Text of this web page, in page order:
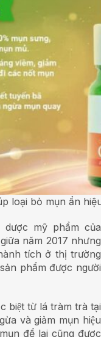
loại bỏ mụn ẩn
dược mỹ phẩm của
năm 2017 nhưng
tích ở thị trường
phẩm được người
biệt từ lá tràm trà tại
và giảm mụn hiệu
để lại cũng được